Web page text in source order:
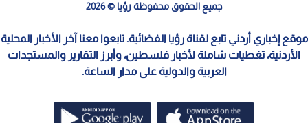
جميع الحقوق محفوظة رؤيا © 2026
موقع إخباري أردني تابع لقناة رؤيا الفضائية. تابعوا معنا آخر الأخبار المحلية
الأردنية، تغطيات شاملة لأخبار فلسطين، وأبرز التقارير والمستجدات
العربية والدولية على مدار الساعة.